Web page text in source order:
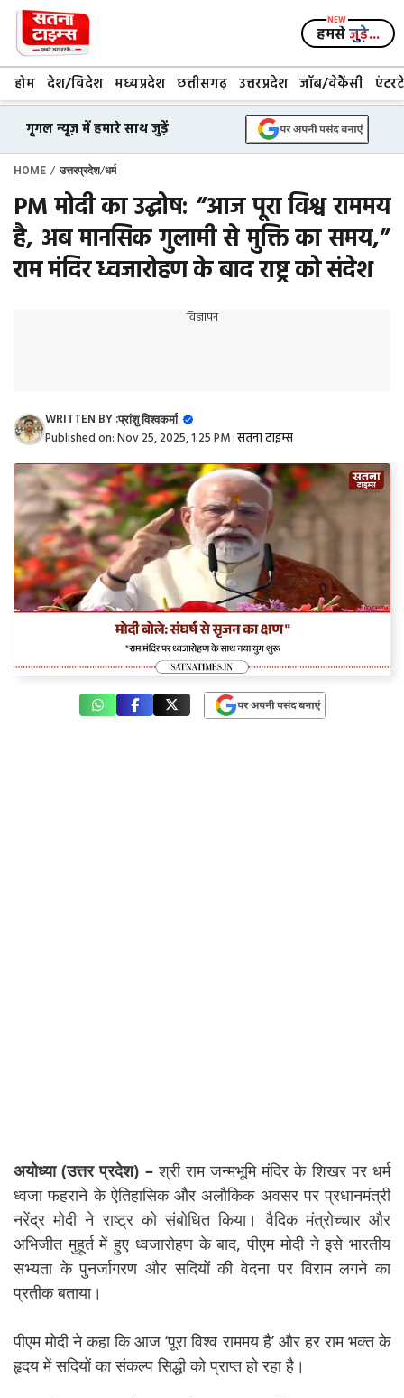
Skip
content
हमसेजुड़े...
होम देश/विदेश मध्यप्रदेश छत्तीसगढ़ उत्तरप्रदेश जॉब/वेकैंसी
गूगल न्यूज़ में हमारे साथ जुड़ें
HOME / उत्तरप्रदेश/धर्म
PM मोदी का उद्घोष: “आज पूरा विश्व राममय
है, अब मानसिक गुलामी से मुक्ति का समय,”
राम मंदिर ध्वजारोहण के बाद राष्ट्र को संदेश
विज्ञापन
WRITTEN BY :प्रांशु विश्वकर्मा
Published on:Nov 25, 2025, 1:25 PM सतना टाइम्स
अयोध्या (उत्तर प्रदेश) –श्री राम जन्मभूमि मंदिर के शिखर पर धर्म
ध्वजा फहराने के ऐतिहासिक और अलौकिक अवसर पर प्रधानमंत्री
नरेंद्र मोदी ने राष्ट्र को संबोधित किया। वैदिक मंत्रोच्चार और
अभिजीत मुहूर्त में हुए ध्वजारोहण के बाद, पीएम मोदी ने इसे भारतीय
सभ्यता के पुनर्जागरण और सदियों की वेदना पर विराम लगने का
प्रतीक बताया।
पीएम मोदी ने कहा कि आज ‘पूरा विश्व राममय है’ और हर राम भक्त के
हृदय में सदियों का संकल्प सिद्धी को प्राप्त हो रहा है।